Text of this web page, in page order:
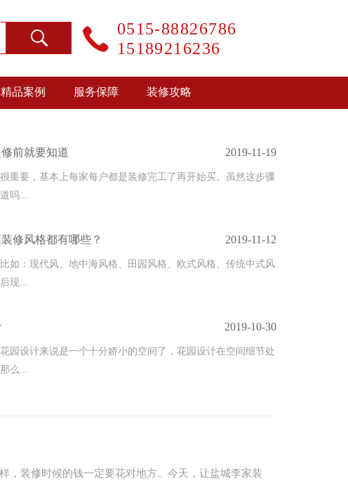
0515-88826786
15189216236
精品案例 服务保障 装修攻略
前就要知道 2019-11-19
重要，基本上每家每户都是装修完工了再开始买。虽然这步骤
吗...
修风格都有哪些？ 2019-11-12
如：现代风、地中海风格、田园风格、欧式风格、传统中式风
现...
2019-10-30
园设计来说是一个十分娇小的空间了，花园设计在空间细节处
么...
，装修时候的钱一定要花对地方。今天，让盐城李家装